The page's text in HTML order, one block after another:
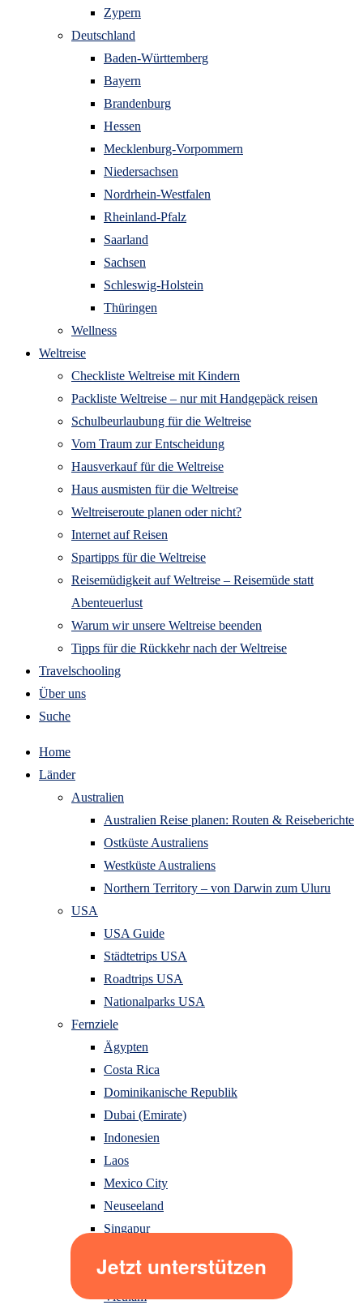
Zypern
Deutschland
Baden-Württemberg
Bayern
Brandenburg
Hessen
Mecklenburg-Vorpommern
Niedersachsen
Nordrhein-Westfalen
Rheinland-Pfalz
Saarland
Sachsen
Schleswig-Holstein
Thüringen
Wellness
Weltreise
Checkliste Weltreise mit Kindern
Packliste Weltreise – nur mit Handgepäck reisen
Schulbeurlaubung für die Weltreise
Vom Traum zur Entscheidung
Hausverkauf für die Weltreise
Haus ausmisten für die Weltreise
Weltreiseroute planen oder nicht?
Internet auf Reisen
Spartipps für die Weltreise
Reisemüdigkeit auf Weltreise – Reisemüde statt
Abenteuerlust
Warum wir unsere Weltreise beenden
Tipps für die Rückkehr nach der Weltreise
Travelschooling
Über uns
Suche
Home
Länder
Australien
Australien Reise planen: Routen & Reiseberichte
Ostküste Australiens
Westküste Australiens
Northern Territory – von Darwin zum Uluru
USA
USA Guide
Städtetrips USA
Roadtrips USA
Nationalparks USA
Fernziele
Ägypten
Costa Rica
Dominikanische Republik
Dubai (Emirate)
Indonesien
Laos
Mexico City
Neuseeland
Singapur
Thailand
Vietnam